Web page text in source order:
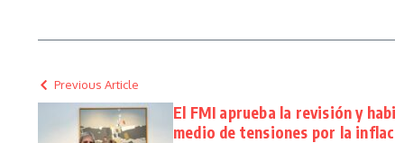
Previous Article
El FMI aprueba la revisión y
medio de tensiones por la